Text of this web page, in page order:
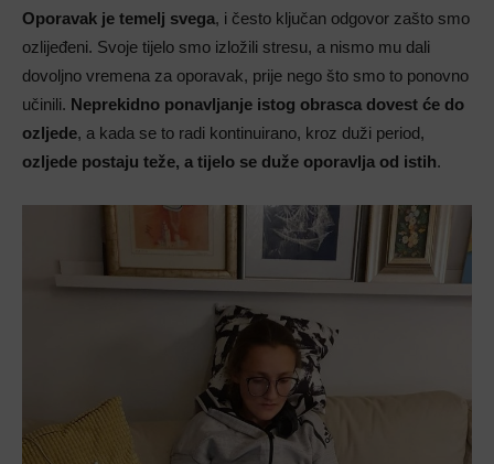
Oporavak je temelj svega, i često ključan odgovor zašto smo
ozlijeđeni. Svoje tijelo smo izložili stresu, a nismo mu dali
dovoljno vremena za oporavak, prije nego što smo to ponovno
učinili. Neprekidno ponavljanje istog obrasca dovest će do
ozljede, a kada se to radi kontinuirano, kroz duži period,
ozljede postaju teže, a tijelo se duže oporavlja od istih.